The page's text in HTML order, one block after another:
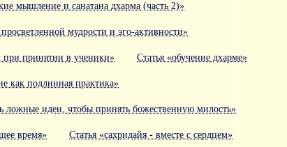
мышление и санатана дхарма (часть 2)»
мудрости и эго-активности»
при принятии в ученики» Статья «обучение дхарме»
как подлинная практика»
ложные идеи, чтобы принять божественную милость»
время» Статья «сахридайя - вместе с сердцем»